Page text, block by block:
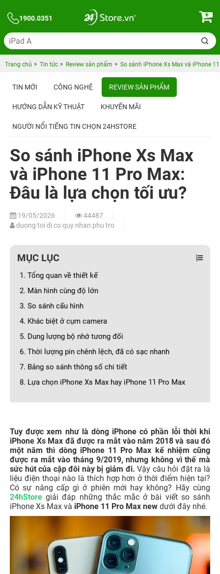
1900.0351
Trang chủ Tin tức Review sản phẩm So sánh iPhone Xs Max và iPhone
TIN MỚI CÔNG NGHỆ REVIEW SẢN PHẨM
HƯỚNG DẪN KỸ THUẬT KHUYẾN MÃI
NGƯỜI NỔI TIẾNG TIN CHỌN 24HSTORE
So sánh iPhone Xs Max
và iPhone 11 Pro Max:
Đâu là lựa chọn tối ưu?
19/05/2026
44487
duong toi di co quy nhan phu tro
MỤC LỤC
1. Tổng quan về thiết kế
2. Màn hình cùng độ lớn
3. So sánh cấu hình
4. Khác biệt ở cụm camera
5. Dung lượng bộ nhớ tương đối
6. Thời lượng pin chênh lệch, đã có sạc nhanh
7. Bảng so sánh thông số chi tiết
8. Lựa chọn iPhone Xs Max hay iPhone 11 Pro Max
Tuy được xem như là dòng iPhone có phần lỗi thời khi
iPhone Xs Max đã được ra mắt vào năm 2018 và sau đó
một năm thì dòng iPhone 11 Pro Max kế nhiệm cũng
được ra mắt vào tháng 9/2019, nhưng không vì thế mà
sức hút của cặp đôi này bị giảm đi.Vậy câu hỏi đặt ra là
liệu điện thoại nào là thích hợp hơn ở thời điểm hiện tại?
Có sự nâng cấp gì ở phiên mới hay không? Hãy cùng
24hStore giải đáp những thắc mắc ở bài viết so sánh
iPhone Xs Max và iPhone 11 Pro Max new dưới đây nhé.